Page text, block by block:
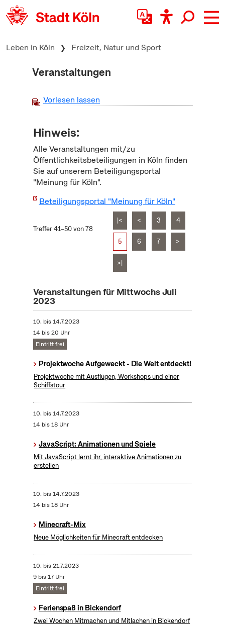
zum Inhalt springen
Leben in Köln Freizeit, Natur und Sport
Veranstaltungen
Vorlesen lassen
Hinweis:
Alle Veranstaltungen mit/zu
Öffentlichkeitsbeteiligungen in Köln finden
Sie auf unserem Beteiligungsportal
"Meinung für Köln".
Beteiligungsportal "Meinung für Köln"
Treffer 41–50 von 78
|< < 3 4
5 6 7 >
>|
Veranstaltungen für Mittwochs Juli
2023
10. bis14.7.2023
14 bis 20 Uhr
Eintritt frei
Projektwoche Aufgeweckt - Die Welt entdeckt!
Projektwoche mit Ausflügen, Workshops und einer
Schiffstour
10. bis14.7.2023
14 bis 18 Uhr
JavaScript: Animationen und Spiele
Mit JavaScript lernt ihr, interaktive Animationen zu
erstellen
10. bis14.7.2023
14 bis 18 Uhr
Minecraft-Mix
Neue Möglichkeiten für Minecraft entdecken
10. bis21.7.2023
9 bis 17 Uhr
Eintritt frei
Ferienspaß in Bickendorf
Zwei Wochen Mitmachen und Mitlachen in Bickendorf